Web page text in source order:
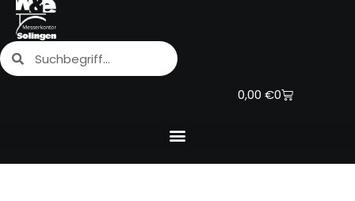
Zum
Inhalt
springen
SucheSuche
0,00 €0
Warenkorb